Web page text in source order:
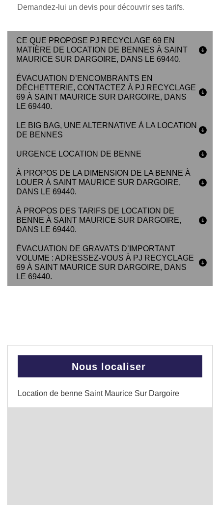
Demandez-lui un devis pour découvrir ses tarifs.
CE QUE PROPOSE PJ RECYCLAGE 69 EN
MATIÈRE DE LOCATION DE BENNES À SAINT
MAURICE SUR DARGOIRE, DANS LE 69440.
ÉVACUATION D’ENCOMBRANTS EN
DÉCHETTERIE, CONTACTEZ À PJ RECYCLAGE
69 À SAINT MAURICE SUR DARGOIRE, DANS
LE 69440.
LE BIG BAG, UNE ALTERNATIVE À LA LOCATION
DE BENNES
URGENCE LOCATION DE BENNE
À PROPOS DE LA DIMENSION DE LA BENNE À
LOUER À SAINT MAURICE SUR DARGOIRE,
DANS LE 69440.
À PROPOS DES TARIFS DE LOCATION DE
BENNE À SAINT MAURICE SUR DARGOIRE,
DANS LE 69440.
ÉVACUATION DE GRAVATS D’IMPORTANT
VOLUME : ADRESSEZ-VOUS À PJ RECYCLAGE
69 À SAINT MAURICE SUR DARGOIRE, DANS
LE 69440.
Nous localiser
Location de benne Saint Maurice Sur Dargoire